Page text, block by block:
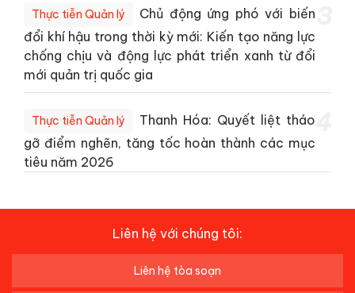
Thực tiễn Quản lý
Chủ động ứng phó với biến
đổi khí hậu trong thời kỳ mới: Kiến tạo năng lực
chống chịu và động lực phát triển xanh từ đổi
mới quản trị quốc gia
Thực tiễn Quản lý
Thanh Hóa: Quyết liệt tháo
gỡ điểm nghẽn, tăng tốc hoàn thành các mục
tiêu năm 2026
Liên hệ với chúng tôi:
Liên hệ tòa soạn